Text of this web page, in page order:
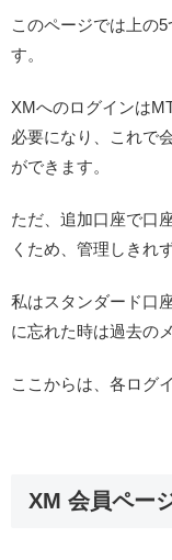
このページでは上の
す。
XMへのログインは
必要になり、これで
ができます。
ただ、追加口座で口
くため、管理しきれ
私はスタンダード口
に忘れた時は過去の
ここからは、各ログ
XM 会員ペー